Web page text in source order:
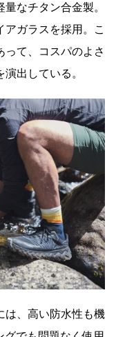
なチタン合金製。
アガラスを採用。こ
て、コスパのよさ
出している。
は、高い防水性も機